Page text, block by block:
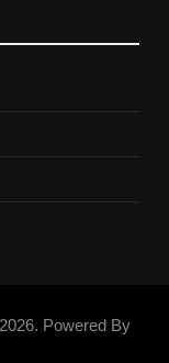
Tapi Takut
Powered By